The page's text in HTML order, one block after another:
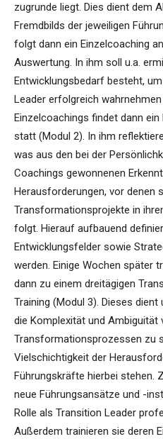
zugrunde liegt. Dies dient dem
Fremdbilds der jeweiligen
folgt dann ein Einzelcoaching
Auswertung. In ihm soll u.a.
Entwicklungsbedarf besteht,
Leader erfolgreich
Einzelcoachings findet dann
statt (Modul 2). In ihm
was aus den bei der
Coachings gewonnenen
Herausforderungen, vor denen
Transformationsprojekte in
folgt. Hierauf aufbauend
Entwicklungsfelder sowie
werden. Einige Wochen später
dann zu einem dreitägigen
Training (Modul 3). Dieses
die Komplexität und Ambiguität
Transformationsprozessen zu
Vielschichtigkeit der
Führungskräfte hierbei stehen.
neue Führungsansätze und -
Rolle als Transition Leader
Außerdem trainieren sie deren